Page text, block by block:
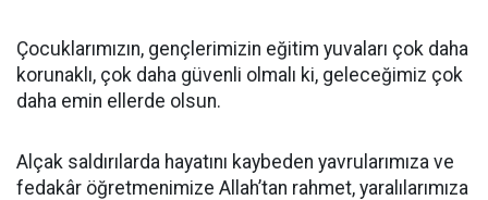
Çocuklarımızın, gençlerimizin eğitim yuvaları çok daha
korunaklı, çok daha güvenli olmalı ki, geleceğimiz çok
daha emin ellerde olsun.
Alçak saldırılarda hayatını kaybeden yavrularımıza ve
fedakâr öğretmenimize Allah’tan rahmet, yaralılarımıza